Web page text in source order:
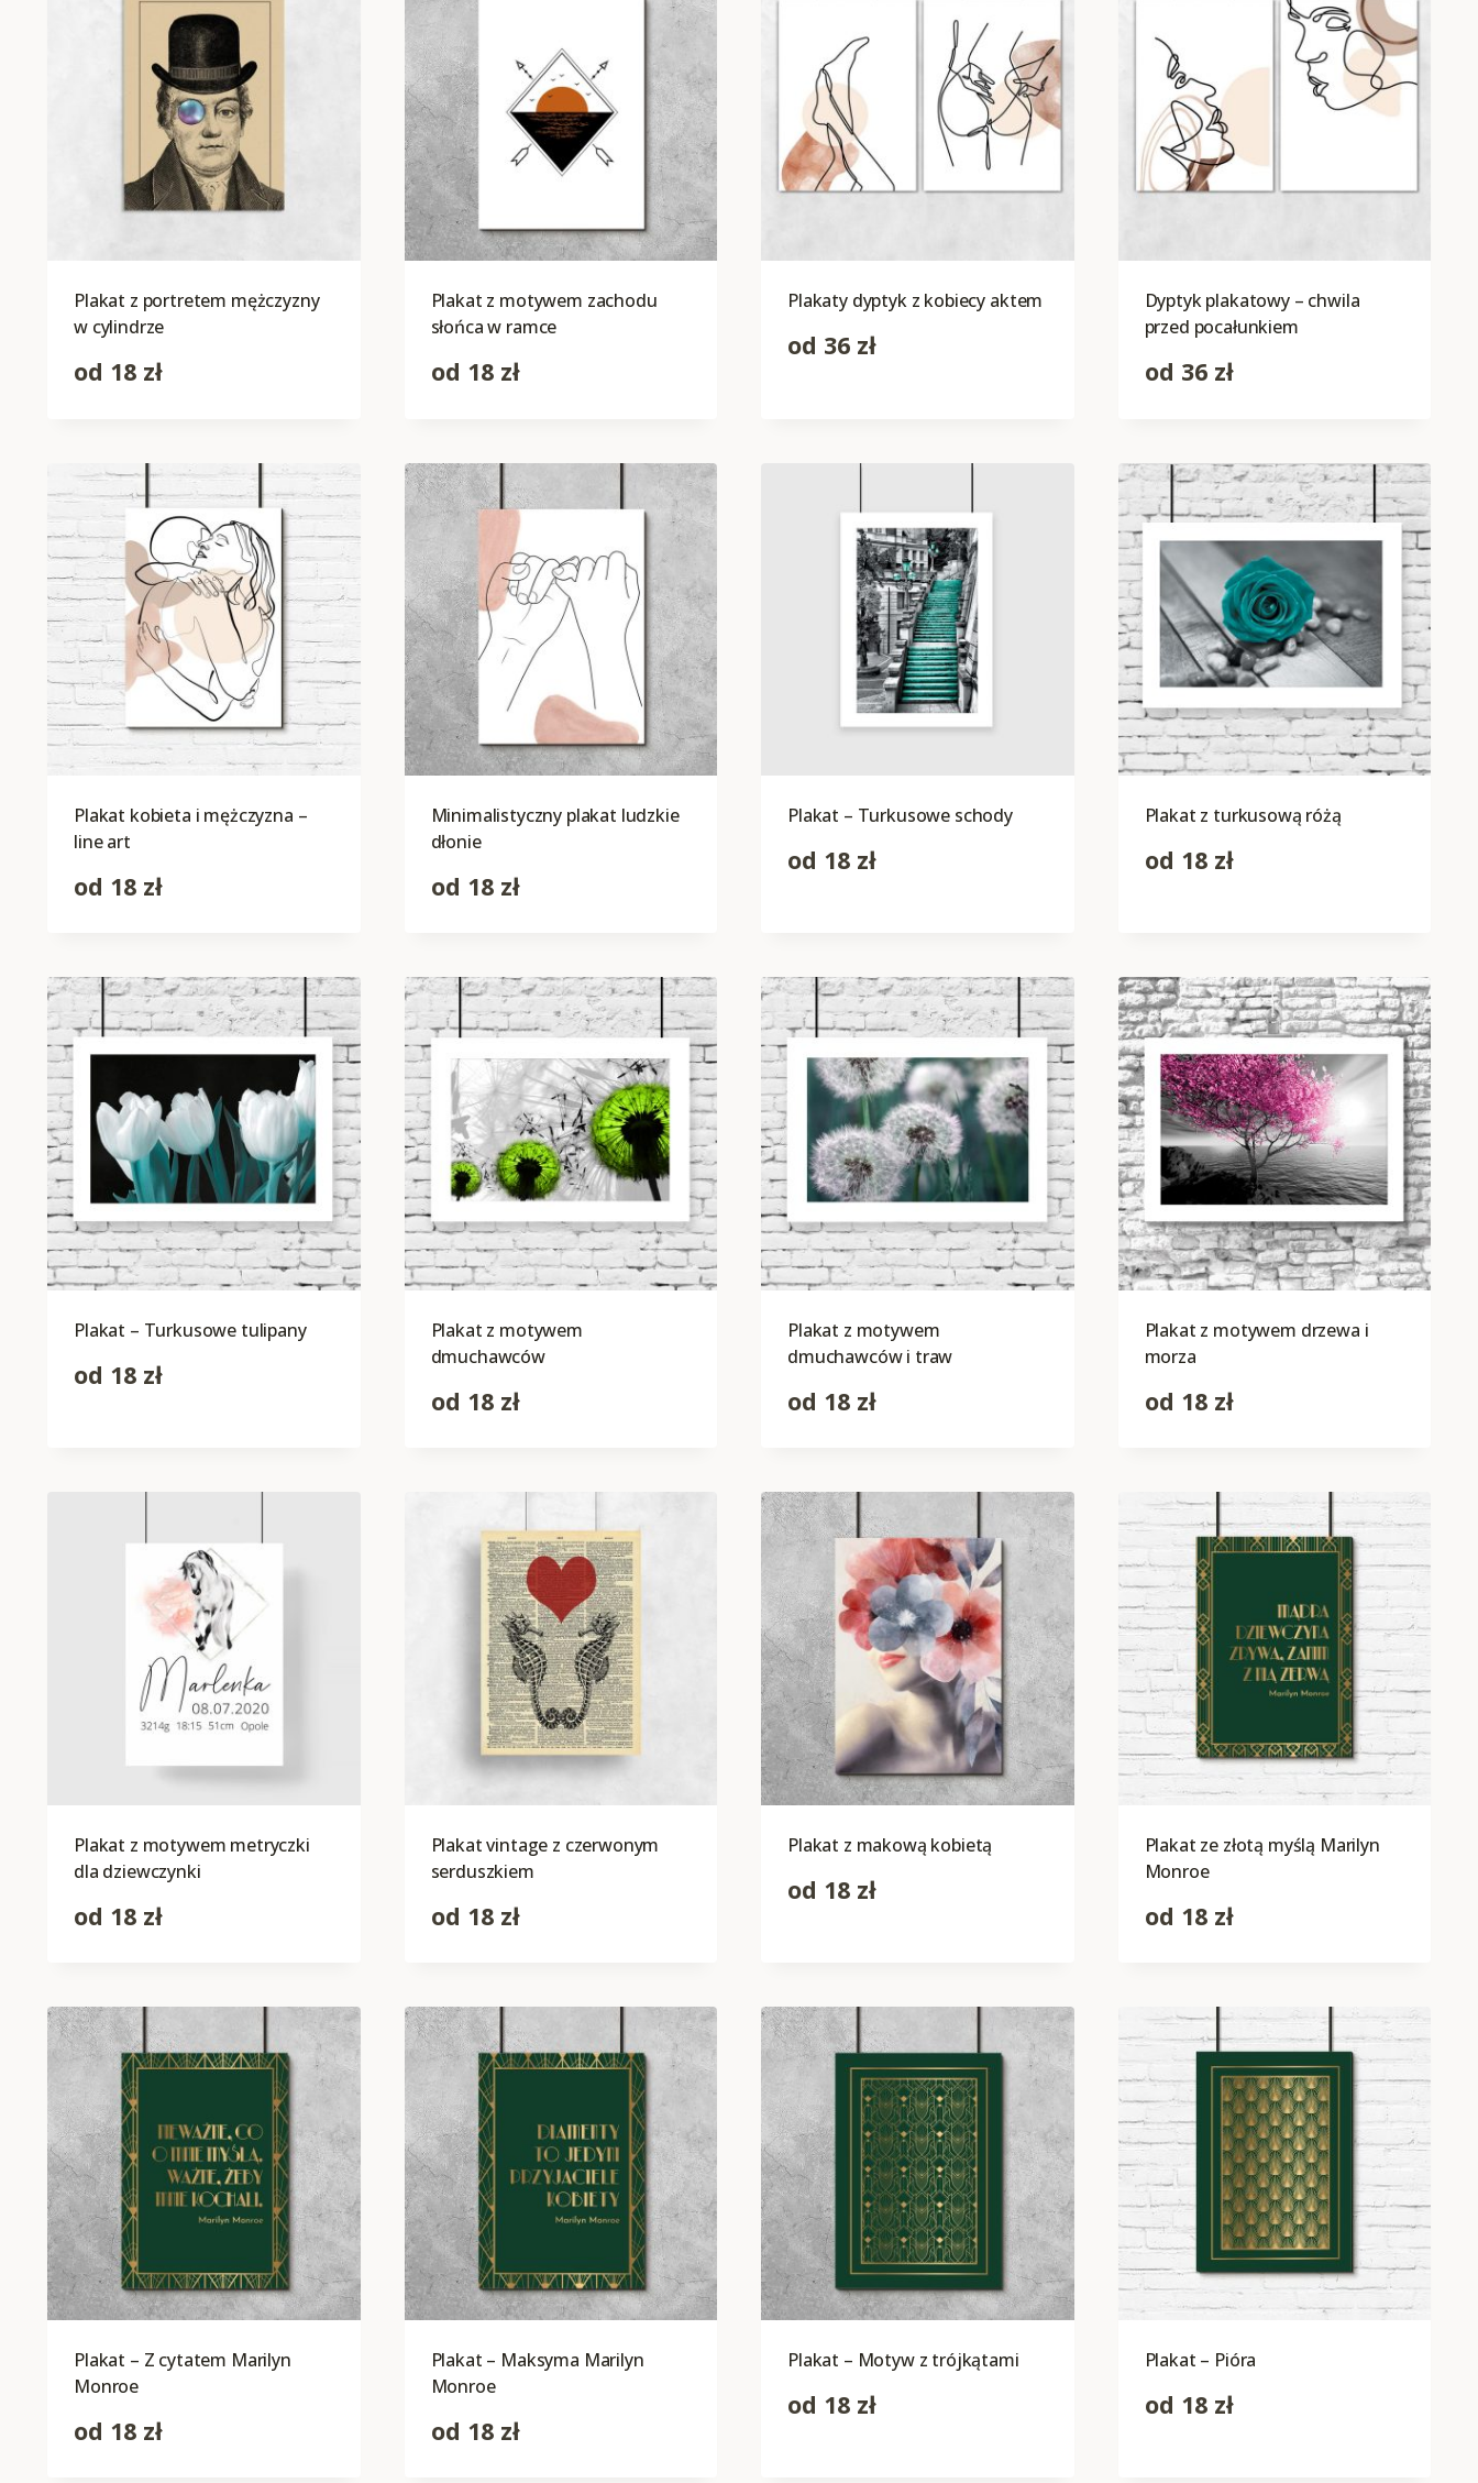
Plakat z portretem mężczyzny
w cylindrze
od 18 zł
Plakat z motywem zachodu
słońca w ramce
od 18 zł
Plakaty dyptyk z kobiecy aktem
od 36 zł
Dyptyk plakatowy – chwila
przed pocałunkiem
od 36 zł
Plakat kobieta i mężczyzna –
line art
od 18 zł
Minimalistyczny plakat ludzkie
dłonie
od 18 zł
Plakat – Turkusowe schody
od 18 zł
Plakat z turkusową różą
od 18 zł
Plakat – Turkusowe tulipany
od 18 zł
Plakat z motywem
dmuchawców
od 18 zł
Plakat z motywem
dmuchawców i traw
od 18 zł
Plakat z motywem drzewa i
morza
od 18 zł
Plakat z motywem metryczki
dla dziewczynki
od 18 zł
Plakat vintage z czerwonym
serduszkiem
od 18 zł
Plakat z makową kobietą
od 18 zł
Plakat ze złotą myślą Marilyn
Monroe
od 18 zł
Plakat – Z cytatem Marilyn
Monroe
od 18 zł
Plakat – Maksyma Marilyn
Monroe
od 18 zł
Plakat – Motyw z trójkątami
od 18 zł
Plakat – Pióra
od 18 zł